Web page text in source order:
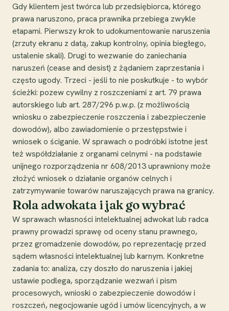
Gdy klientem jest twórca lub przedsiębiorca, którego
prawa naruszono, praca prawnika przebiega zwykle
etapami. Pierwszy krok to udokumentowanie naruszenia
(zrzuty ekranu z datą, zakup kontrolny, opinia biegłego,
ustalenie skali). Drugi to wezwanie do zaniechania
naruszeń (cease and desist) z żądaniem zaprzestania i
często ugody. Trzeci - jeśli to nie poskutkuje - to wybór
ścieżki: pozew cywilny z roszczeniami z art. 79 prawa
autorskiego lub art. 287/296 p.w.p. (z możliwością
wniosku o zabezpieczenie roszczenia i zabezpieczenie
dowodów), albo zawiadomienie o przestępstwie i
wniosek o ściganie. W sprawach o podróbki istotne jest
też współdziałanie z organami celnymi - na podstawie
unijnego rozporządzenia nr 608/2013 uprawniony może
złożyć wniosek o działanie organów celnych i
zatrzymywanie towarów naruszających prawa na granicy.
Rola adwokata i jak go wybrać
W sprawach własności intelektualnej adwokat lub radca
prawny prowadzi sprawę od oceny stanu prawnego,
przez gromadzenie dowodów, po reprezentację przed
sądem własności intelektualnej lub karnym. Konkretne
zadania to: analiza, czy doszło do naruszenia i jakiej
ustawie podlega, sporządzanie wezwań i pism
procesowych, wnioski o zabezpieczenie dowodów i
roszczeń, negocjowanie ugód i umów licencyjnych, a w